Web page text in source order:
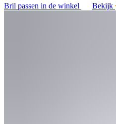
Bril passen in de winkel
Bekijk